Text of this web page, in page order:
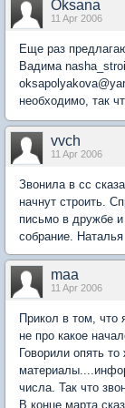
Oksana
11 Apr 2006
Еще раз
Вадима
необходимо, так
vvch
11 Apr 2006
Звонила в сс
начнут строить.
письмо в дружбе
собрание. Наталья
maa
11 Apr 2006
Прикол в том, что
не про какое
Говорили опять
числа. Так что
В конце марта